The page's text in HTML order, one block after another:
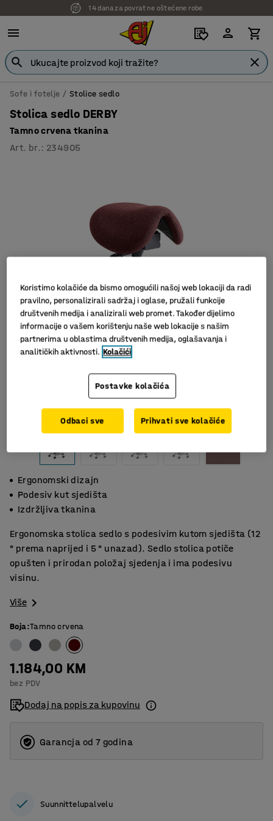
14 dana za povrat ne oštećene robe
Sofe i fotelje Stolice sedlo
Stolica sedlo DERBY
Tamno crvena tkanina
Art. br. : 234905
Ergonomski dizajn
Podesiv kut sjedišta
Izdržljiva tkanina
Ergonomska stolica sedlo s podesivim kutom sjedišta (12
° prema naprijed i 5 ° unazad). Sedlo stolica potiče
opušten i prirodan položaj sjedenja i ima podesivu
visinu.
Više
Boja:Tamno crvena
1.184,00 KM
bez PDV
Dodaj na popis za kupovinu
Garancja od 7 godina
Suunnittelupalvelu
Koristimo kolačiće da bismo omogućili našoj web lokaciji da radi
pravilno, personalizirali sadržaj i oglase, pružali funkcije
društvenih medija i analizirali web promet. Također dijelimo
informacije o vašem korištenju naše web lokacije s našim
partnerima u oblastima društvenih medija, oglašavanja i
analitičkih aktivnosti. Kolačići
Postavke kolačića
Odbaci sve Prihvati sve kolačiće